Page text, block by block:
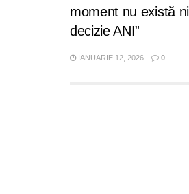
moment nu există
decizie ANI”
IANUARIE 12, 2026 0